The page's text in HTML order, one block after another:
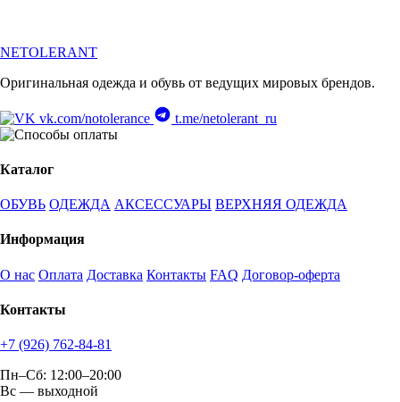
NETOLERANT
Оригинальная одежда и обувь от ведущих мировых брендов.
vk.com/notolerance t.me/netolerant_ru
Каталог
ОБУВЬ ОДЕЖДА АКСЕССУАРЫ ВЕРХНЯЯ ОДЕЖДА
Информация
О нас Оплата Доставка Контакты FAQ Договор-оферта
Контакты
+7 (926) 762-84-81
Пн–Сб: 12:00–20:00
Вс — выходной